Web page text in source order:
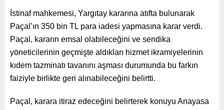
İstinaf mahkemesi, Yargıtay kararına atıfta bulunarak
Paçal’ın 350 bin TL para iadesi yapmasına karar verdi.
Paçal, kararın emsal olabileceğini ve sendika
yöneticilerinin geçmişte aldıkları hizmet ikramiyelerinin
kıdem tazminatı tavanını aşması durumunda bu farkın
faiziyle birlikte geri alınabileceğini belirtti.
Paçal, karara itiraz edeceğini belirterek konuyu Anayasa